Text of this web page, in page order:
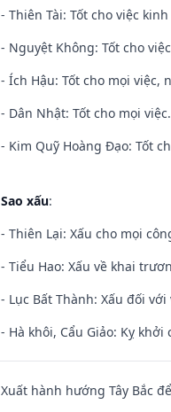
- Thiên Tài: Tốt cho việc
- Nguyệt Không: Tốt cho
- Ích Hậu: Tốt cho mọi việc,
- Dân Nhật: Tốt cho mọi việc.
- Kim Quỹ Hoàng Đạo: Tốt
Sao xấu:
- Thiên Lại: Xấu cho mọi
- Tiểu Hao: Xấu về khai
- Lục Bất Thành: Xấu đối
- Hà khôi, Cẩu Giảo: Kỵ
Xuất hành hướng Tây Bắc